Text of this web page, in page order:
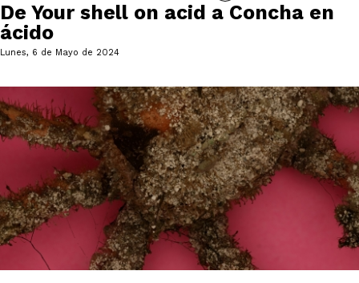
De Your shell on acid a Concha en
ácido
Lunes, 6 de Mayo de 2024